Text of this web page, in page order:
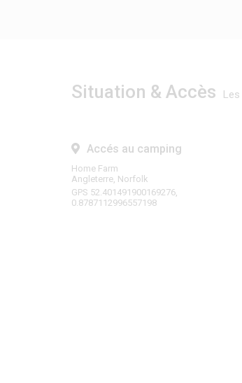
Situation & Accès
Accés au camping
Home Farm
Angleterre, Norfolk
GPS 52.401491900169276,
0.8787112996557198